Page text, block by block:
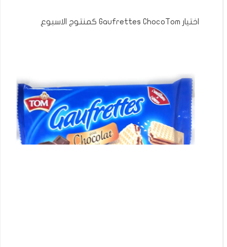
اختيار Gaufrettes ChocoTom كمنتوج الاسبوع